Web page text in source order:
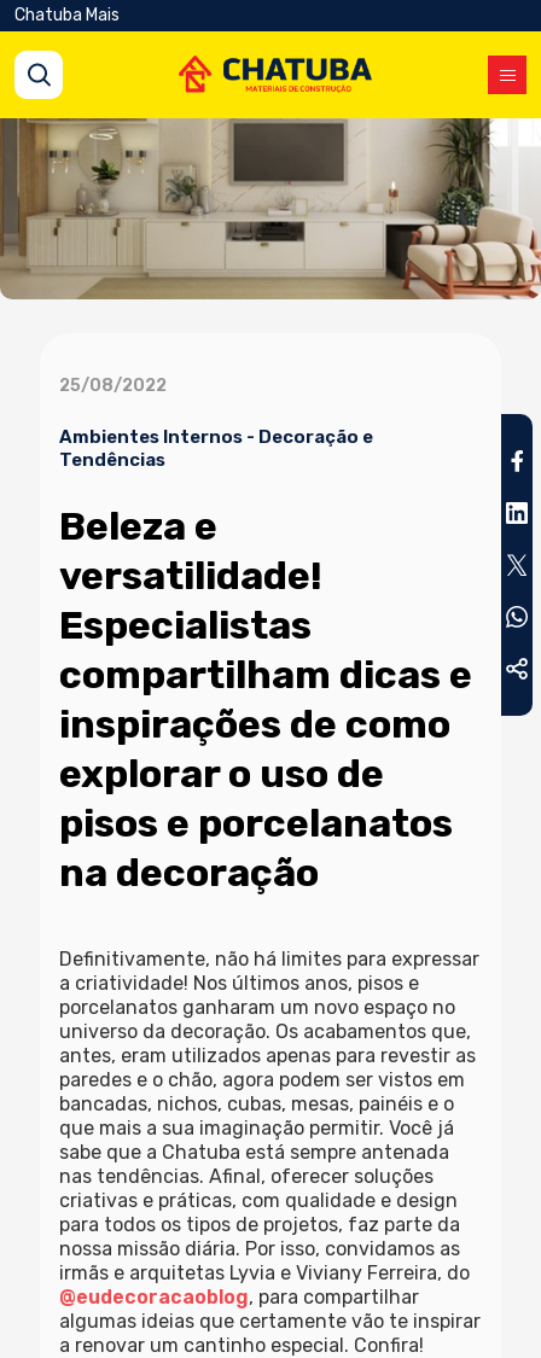
Chatuba Mais
25/08/2022
Ambientes Internos - Decoração e
Tendências
Beleza e
versatilidade!
Especialistas
compartilham dicas e
inspirações de como
explorar o uso de
pisos e porcelanatos
na decoração
Definitivamente, não há limites para expressar
a criatividade! Nos últimos anos, pisos e
porcelanatos ganharam um novo espaço no
universo da decoração. Os acabamentos que,
antes, eram utilizados apenas para revestir as
paredes e o chão, agora podem ser vistos em
bancadas, nichos, cubas, mesas, painéis e o
que mais a sua imaginação permitir. Você já
sabe que a Chatuba está sempre antenada
nas tendências. Afinal, oferecer soluções
criativas e práticas, com qualidade e design
para todos os tipos de projetos, faz parte da
nossa missão diária. Por isso, convidamos as
irmãs e arquitetas Lyvia e Viviany Ferreira, do
@eudecoracaoblog, para compartilhar
algumas ideias que certamente vão te inspirar
a renovar um cantinho especial. Confira!